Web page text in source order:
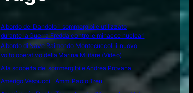
A bordo del Dandolo il sommergibile utilizzato
durante la Guerra Fredda contro le minacce nucleari
A bordo di Nave Raimondo Montecuccoli il nuovo
volto operativo della Marina Militare (Video)
Alla scoperta del sommergibile Andrea Provana
Amerigo Vespucci
Amm. Paolo Treu